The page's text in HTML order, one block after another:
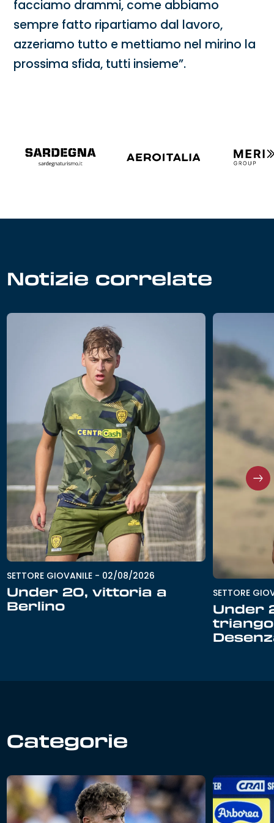
facciamo drammi, come abbiamo
sempre fatto ripartiamo dal lavoro,
azzeriamo tutto e mettiamo nel mirino la
prossima sfida, tutti insieme”.
Notizie correlate
SETTORE GIOVANILE - 02/08/2026
Under 20, vittoria a
Berlino
SETTORE
Under
Categorie